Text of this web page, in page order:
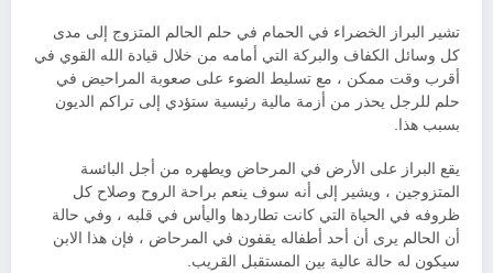
تشير البراز الخضراء في الحمام في حلم الحالم المتزوج إلى مدى
كل وسائل الكفاف والبركة التي أمامه من خلال قيادة الله القوي في
أقرب وقت ممكن ، مع تسليط الضوء على صعوبة المراحيض في
حلم للرجل يحذر من أزمة مالية رئيسية ستؤدي إلى تراكم الديون
بسبب هذا.
يقع البراز على الأرض في المرحاض ويطهره من أجل البائسة
المتزوجين ، ويشير إلى أنه سوف ينعم براحة الروح وصلاح كل
ظروفه في الحياة التي كانت تطاردها واليأس في قلبه ، وفي حالة
أن الحالم يرى أن أحد أطفاله يقفون في المرحاض ، فإن هذا الابن
سيكون له حالة عالية بين المستقبل القريب.